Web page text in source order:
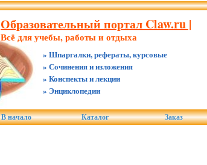
Образовательный портал Claw.ru |
Всё для учебы, работы и отдыха
» Шпаргалки, рефераты, курсовые
» Сочинения и изложения
» Конспекты и лекции
» Энциклопедии
В начало Каталог Заказ